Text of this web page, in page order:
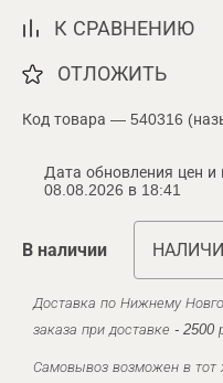
К СРАВНЕНИЮ
ОТЛОЖИТЬ
Код товара — 540316
Дата обновления цен и
08.08.2026 в 18:41
В наличии
Доставка по Нижнему
заказа при доставке - 2500
Самовывоз возможен в тот